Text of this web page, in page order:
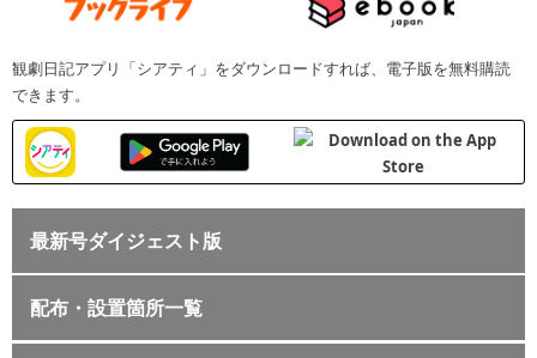
観劇日記アプリ「シアティ」をダウンロードすれば、電子版を無料購読
できます。
最新号ダイジェスト版
配布・設置箇所一覧